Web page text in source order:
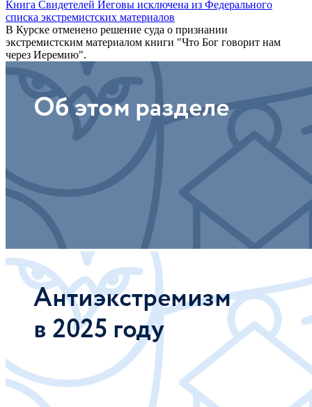
Книга Свидетелей Иеговы исключена из Федерального
списка экстремистских материалов
В Курске отменено решение суда о признании
экстремистским материалом книги "Что Бог говорит нам
через Иеремию".